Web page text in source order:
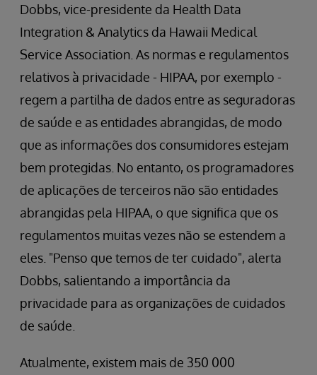
Dobbs, vice-presidente da Health Data
Integration & Analytics da Hawaii Medical
Service Association. As normas e regulamentos
relativos à privacidade - HIPAA, por exemplo -
regem a partilha de dados entre as seguradoras
de saúde e as entidades abrangidas, de modo
que as informações dos consumidores estejam
bem protegidas. No entanto, os programadores
de aplicações de terceiros não são entidades
abrangidas pela HIPAA, o que significa que os
regulamentos muitas vezes não se estendem a
eles. "Penso que temos de ter cuidado", alerta
Dobbs, salientando a importância da
privacidade para as organizações de cuidados
de saúde.
Atualmente, existem mais de 350 000